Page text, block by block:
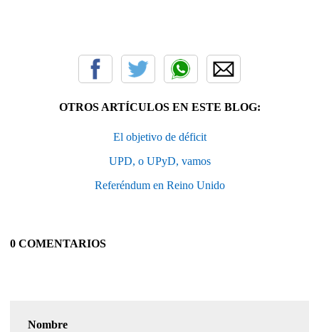
OTROS ARTÍCULOS EN ESTE BLOG:
El objetivo de déficit
UPD, o UPyD, vamos
Referéndum en Reino Unido
0 COMENTARIOS
Nombre